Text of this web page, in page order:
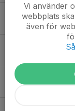
Idag, 09:37
11-MANNA
Vi använder
webbplats
även för